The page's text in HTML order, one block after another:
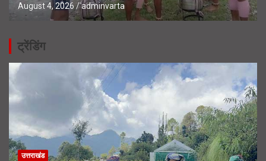
August 4, 2026 adminvarta
ट्रेंडिंग
उत्तराखंड